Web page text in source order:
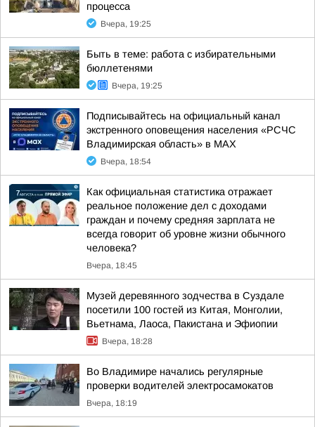
процесса
Вчера, 19:25
Быть в теме: работа с избирательными
бюллетенями
Вчера, 19:25
Подписывайтесь на официальный канал
экстренного оповещения населения «РСЧС
Владимирская область» в МАХ
Вчера, 18:54
Как официальная статистика отражает
реальное положение дел с доходами
граждан и почему средняя зарплата не
всегда говорит об уровне жизни обычного
человека?
Вчера, 18:45
Музей деревянного зодчества в Суздале
посетили 100 гостей из Китая, Монголии,
Вьетнама, Лаоса, Пакистана и Эфиопии
Вчера, 18:28
Во Владимире начались регулярные
проверки водителей электросамокатов
Вчера, 18:19